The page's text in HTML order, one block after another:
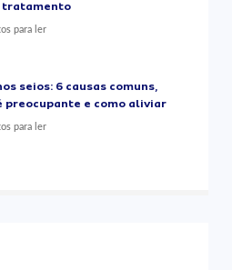
tratamento
para ler
seios: 6 causas comuns,
preocupante e como aliviar
para ler